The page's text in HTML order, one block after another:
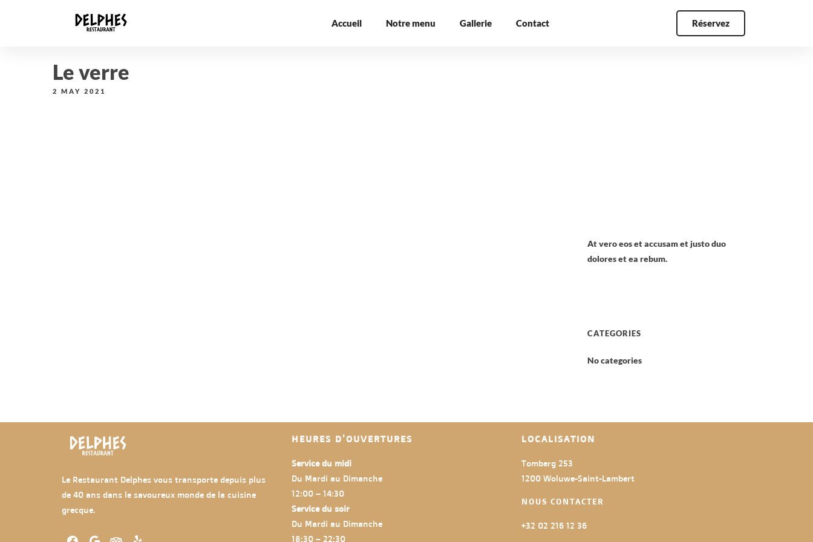
Accueil Notre menu Gallerie Contact Réservez
Le verre
2 MAY 2021
At vero eos et accusam et justo duo
dolores et ea rebum.
CATEGORIES
No categories
Le Restaurant Delphes vous transporte depuis plus
de 40 ans dans le savoureux monde de la cuisine
grecque.
HEURES D'OUVERTURES
Service du midi
Du Mardi au Dimanche
12:00 – 14:30
Service du soir
Du Mardi au Dimanche
18:30 – 22:30
LOCALISATION
Tomberg 253
1200 Woluwe-Saint-Lambert
NOUS CONTACTER
+32 02 216 12 36